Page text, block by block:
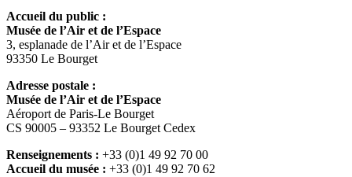
Accueil du public :
Musée de l’Air et de l’Espace
3, esplanade de l’Air et de l’Espace
93350 Le Bourget
Adresse postale :
Musée de l’Air et de l’Espace
Aéroport de Paris-Le Bourget
CS 90005 – 93352 Le Bourget Cedex
Renseignements : +33 (0)1 49 92 70 00
Accueil du musée : +33 (0)1 49 92 70 62